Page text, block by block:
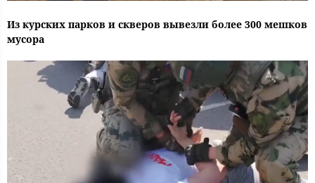
Из курских парков и скверов вывезли более 300 мешков
мусора